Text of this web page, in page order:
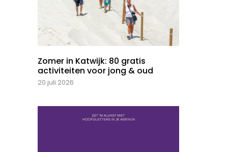
Zomer in Katwijk: 80 gratis
activiteiten voor jong & oud
20 juli 2026